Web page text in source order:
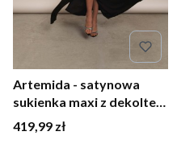
Artemida - satynowa
sukienka maxi z dekoltem
woda i gorsetem czarna
Cena
419,99 zł